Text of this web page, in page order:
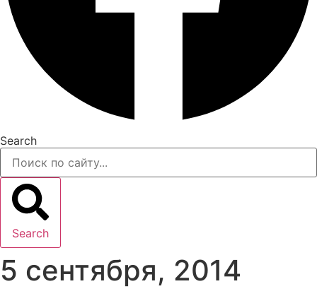
Search
Search
5 сентября, 2014